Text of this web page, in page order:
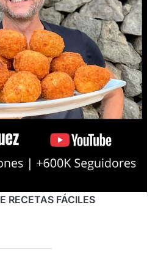
RECETAS FÁCILES